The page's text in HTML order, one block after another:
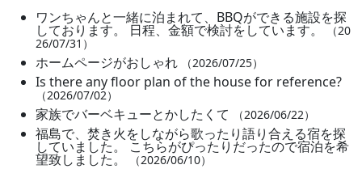
ワンちゃんと一緒に泊まれて、BBQができる施設を探
しております。 日程、金額で検討をしています。
（20
26/07/31）
ホームページがおしゃれ （2026/07/25）
Is there any floor plan of the house for reference?
（2026/07/02）
家族でバーベキューとかしたくて （2026/06/22）
福島で、焚き火をしながら歌ったり語り合える宿を探
していました。 こちらがぴったりだったので宿泊を希
望致しました。 （2026/06/10）